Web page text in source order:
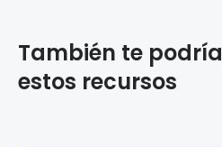
También te
estos recursos